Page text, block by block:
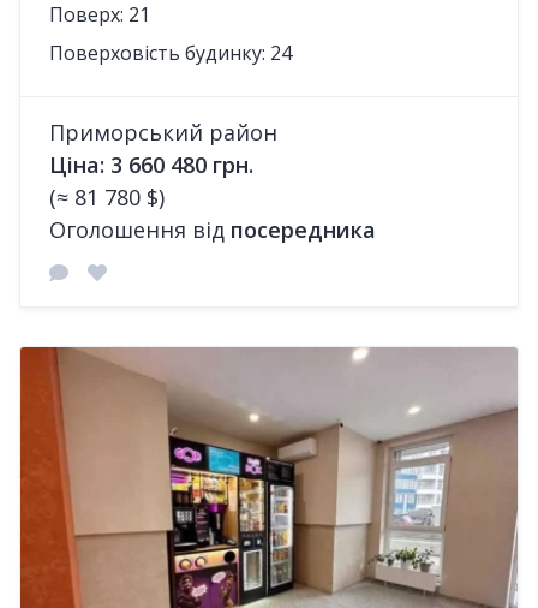
Поверх: 21
Поверховість будинку: 24
Приморський район
Ціна: 3 660 480 грн.
(≈ 81 780 $)
Оголошення від посередника